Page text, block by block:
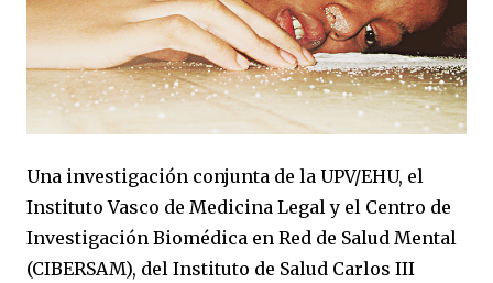
Una investigación conjunta de la UPV/EHU, el
Instituto Vasco de Medicina Legal y el Centro de
Investigación Biomédica en Red de Salud Mental
(CIBERSAM), del Instituto de Salud Carlos III